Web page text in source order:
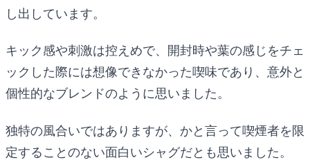
し出しています。
キック感や刺激は控えめで、開封時や葉の感じをチェ
ックした際には想像できなかった喫味であり、意外と
個性的なブレンドのように思いました。
独特の風合いではありますが、かと言って喫煙者を限
定することのない面白いシャグだとも思いました。